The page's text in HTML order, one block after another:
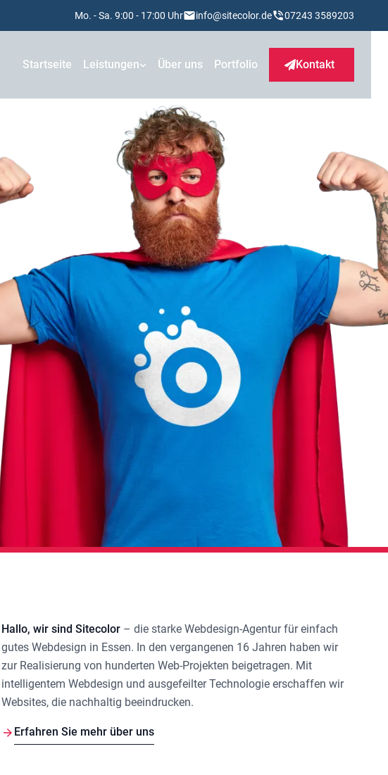
Mo. - Sa. 9:00 - 17:00 Uhr info@sitecolor.de 07243 3589203
Startseite Leistungen Über uns Portfolio Kontakt
Hallo, wir sind Sitecolor– die starke Webdesign-Agenturfür einfach
gutes Webdesign in Essen. In den vergangenen 16 Jahren haben wir
zur Realisierung von hunderten Web-Projekten beigetragen. Mit
intelligentem Webdesign und ausgefeilter Technologie erschaffen wir
Websites, die nachhaltig beeindrucken.
Erfahren Sie mehr über uns